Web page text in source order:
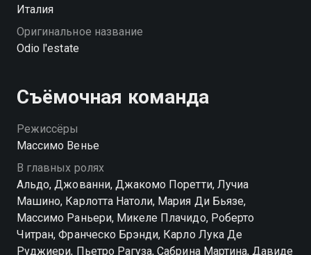
Италия
Оригинальное название
Odio l'estate
Съёмочная команда
Режиссёры
Массимо Венье
В главных ролях
Альдо, Джованни, Джакомо Поретти, Лучиа
Машино, Карлотта Натоли, Мария Ди Бьязе,
Массимо Раньери, Микеле Плачидо, Роберто
Читран, Франческо Брэнди, Карло Лука Де
Руджиери, Пьетро Рагуза, Сабрина Мартина, Давиде